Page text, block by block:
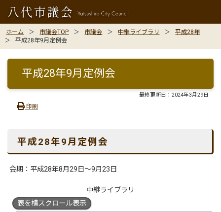
ホーム 市議会TOP 市議会 中継ライブラリ
平成28年
平成28年9月定例会
平成28年9月定例会
最終更新日： 2024年3月29日
印刷
平成28年9月定例会
会期：平成28年8月29日〜9月23日
中継ライブラリ
表を横スクロール表示